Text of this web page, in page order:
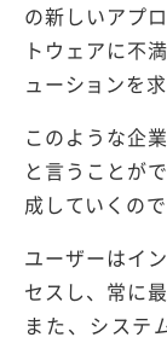
の新しいアプ
トウェアに不
ューションを
このような企
と言うことが
成していくので
ユーザーはイ
セスし、常に
また、システ